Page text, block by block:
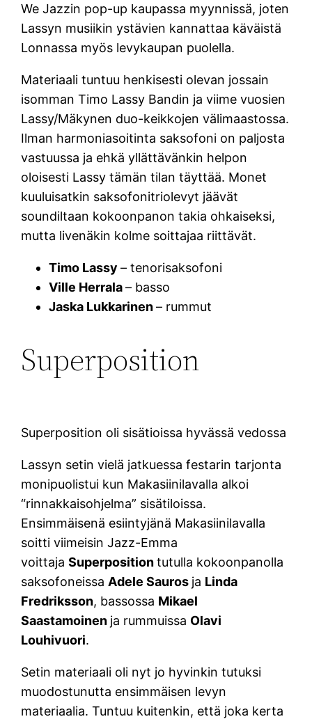
We Jazzin pop-up kaupassa myynnissä, joten
Lassyn musiikin ystävien kannattaa käväistä
Lonnassa myös levykaupan puolella.
Materiaali tuntuu henkisesti olevan jossain
isomman Timo Lassy Bandin ja viime vuosien
Lassy/Mäkynen duo-keikkojen välimaastossa.
Ilman harmoniasoitinta saksofoni on paljosta
vastuussa ja ehkä yllättävänkin helpon
oloisesti Lassy tämän tilan täyttää. Monet
kuuluisatkin saksofonitriolevyt jäävät
soundiltaan kokoonpanon takia ohkaiseksi,
mutta livenäkin kolme soittajaa riittävät.
Timo Lassy– tenorisaksofoni
Ville Herrala– basso
Jaska Lukkarinen– rummut
Superposition
Superposition oli sisätioissa hyvässä vedossa
Lassyn setin vielä jatkuessa festarin tarjonta
monipuolistui kun Makasiinilavalla alkoi
“rinnakkaisohjelma” sisätiloissa.
Ensimmäisenä esiintyjänä Makasiinilavalla
soitti viimeisin Jazz-Emma
voittajaSuperpositiontutulla kokoonpanolla
saksofoneissa Adele Sauros ja Linda
Fredriksson, bassossa Mikael
Saastamoinen ja rummuissa Olavi
Louhivuori.
Setin materiaali oli nyt jo hyvinkin tutuksi
muodostunutta ensimmäisen levyn
materiaalia. Tuntuu kuitenkin, että joka kerta